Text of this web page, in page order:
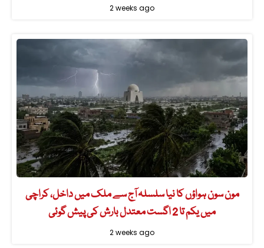
2 weeks ago
مون سون ہواؤں کا نیا سلسلہ آج سے ملک میں داخل، کراچی
میں یکم تا 2 اگست معتدل بارش کی پیش گوئی
2 weeks ago